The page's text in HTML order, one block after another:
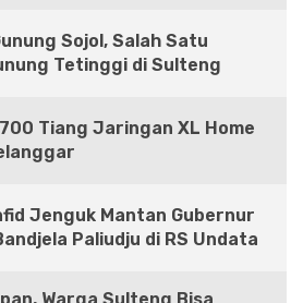
Sojol, Salah Satu
Tetinggi di Sulteng
Tiang Jaringan XL Home
Jenguk Mantan Gubernur
Paliudju di RS Undata